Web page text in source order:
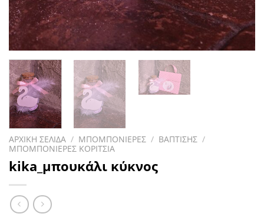
ΑΡΧΙΚΗ ΣΕΛΙΔΑ / ΜΠΟΜΠΟΝΙΕΡΕΣ / ΒΑΠΤΙΣΗΣ /
ΜΠΟΜΠΟΝΙΕΡΕΣ ΚΟΡΙΤΣΙΑ
kika_μπουκάλι κύκνος